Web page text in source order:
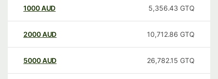
1000AUD 5,356.43 GTQ
2000AUD 10,712.86 GTQ
5000AUD 26,782.15 GTQ